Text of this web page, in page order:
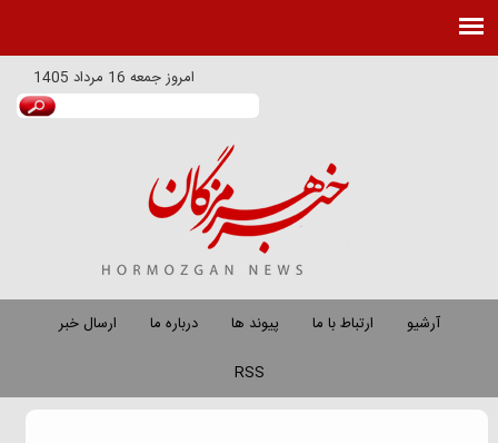
امروزجمعه 16 مرداد 1405
آرشیو ارتباط با ما پیوند ها درباره ما
ارسال خبر
RSS